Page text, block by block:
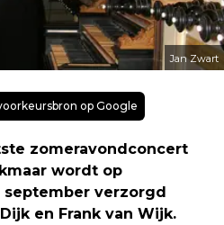
Jan Zwart
op Google
zomeravondconcert
wordt op
september verzorgd
en Frank van Wijk.